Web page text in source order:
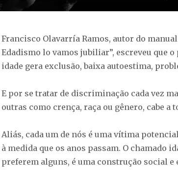
Francisco Olavarría Ramos, autor do
Edadismo lo vamos jubiliar”, escreveu que
idade gera exclusão, baixa autoestima,
E por se tratar de discriminação cada vez
outras como crença, raça ou gênero, cabe a
Aliás, cada um de nós é uma vítima
à medida que os anos passam. O chamado
preferem alguns, é uma construção social e